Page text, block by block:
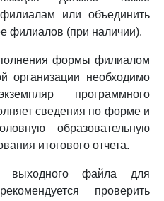
или объединить
филиалов (при наличии).
формы филиалом
организации необходимо
программного
сведения по форме и
образовательную
итогового отчета.
выходного файла для
проверить